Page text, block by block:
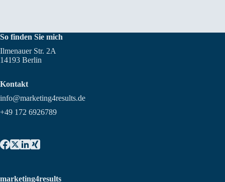
So finden Sie mich
Ilmenauer Str. 2A
14193 Berlin
Kontakt
info@marketing4results.de
+49 172 6926789
marketing4results